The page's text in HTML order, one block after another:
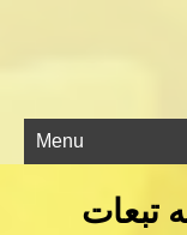
Menu
تبعات